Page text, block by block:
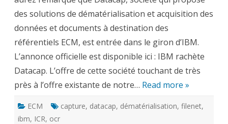
de
documents
pour
l’ECM
des solutions de dématérialisation et acquisition des
données et documents à destination des
référentiels ECM, est entrée dans le giron d’IBM.
L’annonce officielle est disponible ici : IBM rachète
Datacap. L’offre de cette société touchant de très
près à l’offre existante de notre… Read more »
ECM capture, datacap, dématérialisation, filenet,
ibm, ICR, ocr